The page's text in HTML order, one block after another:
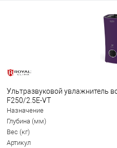
Ультразвуковой увлажнитель
F250/2.5E-VT
Назначение
Глубина (мм)
Вес (кг)
Артикул